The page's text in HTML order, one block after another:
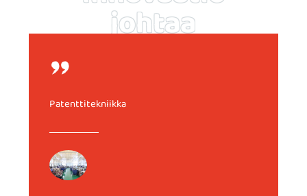
johtaa
tulevaisuutta
Patenttitekniikka